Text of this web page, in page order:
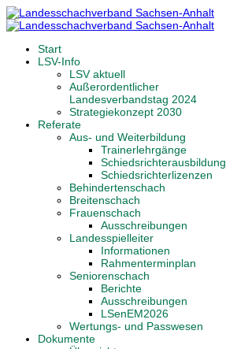
Start
LSV-Info
LSV aktuell
Außerordentlicher
Landesverbandstag 2024
Strategiekonzept 2030
Referate
Aus- und Weiterbildung
Trainerlehrgänge
Schiedsrichterausbildung
Schiedsrichterlizenzen
Behindertenschach
Breitenschach
Frauenschach
Ausschreibungen
Landesspielleiter
Informationen
Rahmenterminplan
Seniorenschach
Berichte
Ausschreibungen
LSenEM2026
Wertungs- und Passwesen
Dokumente